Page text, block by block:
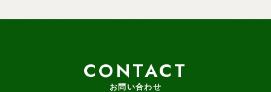
CONTACT
お問い合わせ